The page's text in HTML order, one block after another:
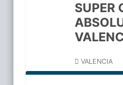
SUPER
VALENCIA